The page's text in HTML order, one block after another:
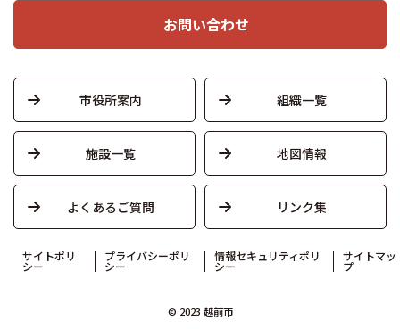
お問い合わせ
市役所案内 組織一覧
施設一覧 地図情報
よくあるご質問 リンク集
サイトポリ
シー
プライバシーポリ
シー
情報セキュリティポリ
シー
サイトマッ
プ
© 2023 越前市